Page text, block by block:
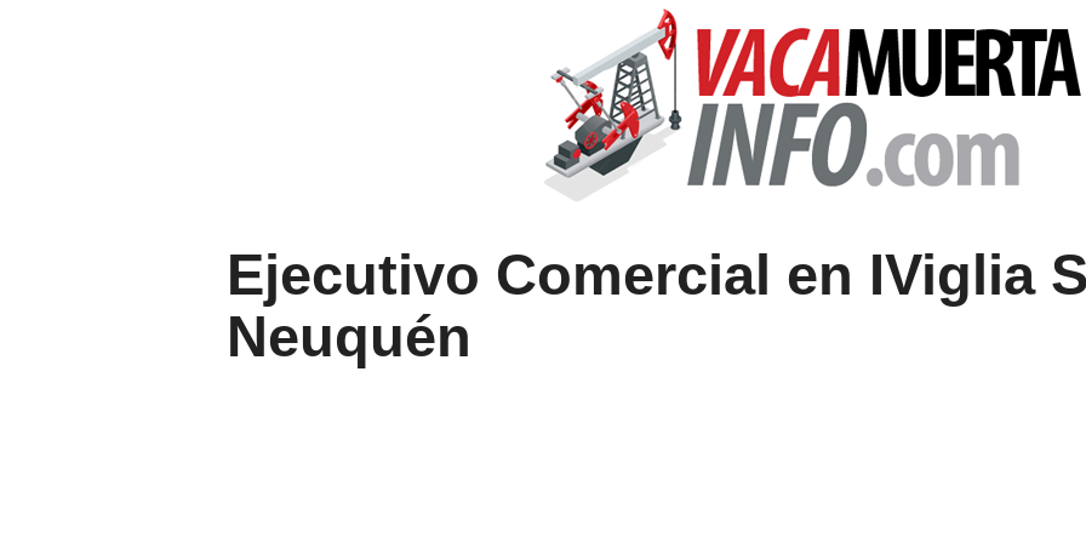
Ejecutivo Comercial en IViglia
Neuquén